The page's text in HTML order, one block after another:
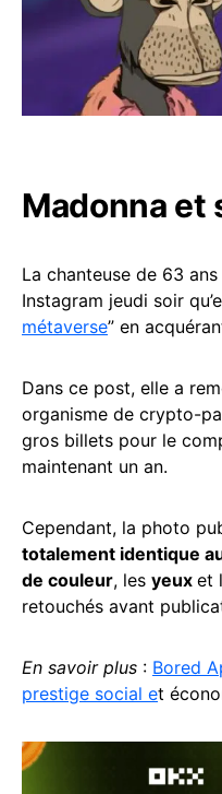
Madonna et
La chanteuse de 63
Instagram jeudi soir
métaverse” en
Dans ce post, elle a
organisme de crypto-
gros billets pour le
maintenant un an.
Cependant, la photo
totalement identique
de couleur, les yeux et
retouchés avant
En savoir plus : Bored
prestige social et